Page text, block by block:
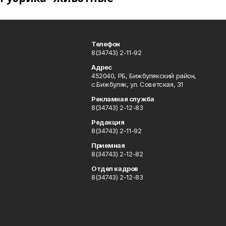
Телефон
8(34743) 2-11-92
Адрес
452040, РБ, Бижбулякский район,
с.Бижбуляк, ул. Советская, 31
Рекламная служба
8(34743) 2-12-83
Редакция
8(34743) 2-11-92
Приемная
8(34743) 2-12-82
Отдел кадров
8(34743) 2-12-83